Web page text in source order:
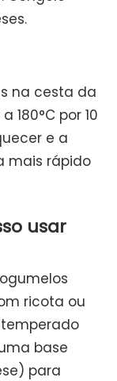
na cesta da
180°C por 10
e a
mais rápido
usar
ricota ou
base
para